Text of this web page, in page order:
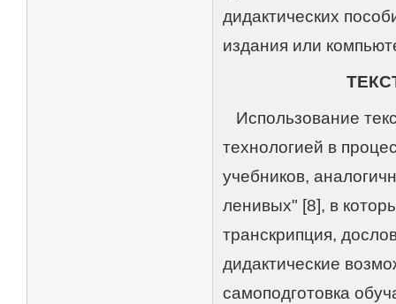
дидактических
издания или
Использование
технологией в
учебников,
ленивых" [8], в
транскрипция,
дидактические
самоподготовка